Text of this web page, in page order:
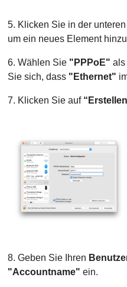
5. Klicken Sie in der
um ein neues Element
6. Wählen Sie "PPPoE" als
Sie sich, dass "Ethernet"
7. Klicken Sie auf
8. Geben Sie Ihren
"Accountname" ein.